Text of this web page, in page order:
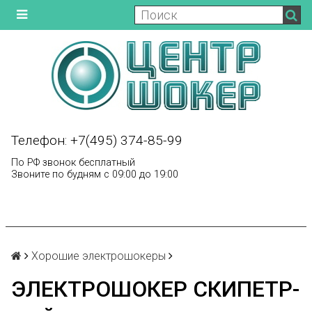
Телефон: +7(495) 374-85-99
По РФ звонок бесплатный
Звоните по будням с 09:00 до 19:00
Хорошие электрошокеры
ЭЛЕКТРОШОКЕР СКИПЕТР-